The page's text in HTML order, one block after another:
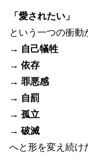
「愛されたい」
という一つの衝動
→ 自己犠牲
→ 依存
→ 罪悪感
→ 自罰
→ 孤立
→ 破滅
へと形を変え続け